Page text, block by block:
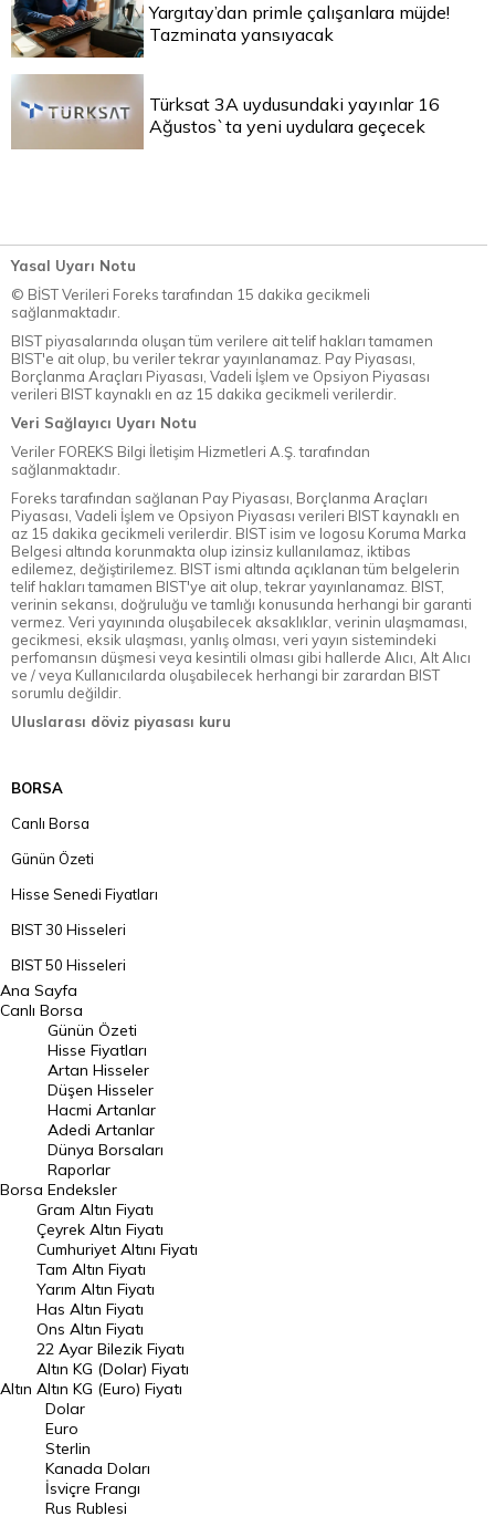
Yargıtay’dan primle çalışanlara müjde!
Tazminata yansıyacak
Türksat 3A uydusundaki yayınlar 16
Ağustos`ta yeni uydulara geçecek
Yasal Uyarı Notu
© BİST Verileri Foreks tarafından 15 dakika gecikmeli
sağlanmaktadır.
BIST piyasalarında oluşan tüm verilere ait telif hakları tamamen
BIST'e ait olup, bu veriler tekrar yayınlanamaz. Pay Piyasası,
Borçlanma Araçları Piyasası, Vadeli İşlem ve Opsiyon Piyasası
verileri BIST kaynaklı en az 15 dakika gecikmeli verilerdir.
Veri Sağlayıcı Uyarı Notu
Veriler FOREKS Bilgi İletişim Hizmetleri A.Ş. tarafından
sağlanmaktadır.
Foreks tarafından sağlanan Pay Piyasası, Borçlanma Araçları
Piyasası, Vadeli İşlem ve Opsiyon Piyasası verileri BIST kaynaklı en
az 15 dakika gecikmeli verilerdir. BIST isim ve logosu Koruma Marka
Belgesi altında korunmakta olup izinsiz kullanılamaz, iktibas
edilemez, değiştirilemez. BIST ismi altında açıklanan tüm belgelerin
telif hakları tamamen BIST'ye ait olup, tekrar yayınlanamaz. BIST,
verinin sekansı, doğruluğu ve tamlığı konusunda herhangi bir garanti
vermez. Veri yayınında oluşabilecek aksaklıklar, verinin ulaşmaması,
gecikmesi, eksik ulaşması, yanlış olması, veri yayın sistemindeki
perfomansın düşmesi veya kesintili olması gibi hallerde Alıcı, Alt Alıcı
ve / veya Kullanıcılarda oluşabilecek herhangi bir zarardan BIST
sorumlu değildir.
Uluslarası döviz piyasası kuru
BORSA
Canlı Borsa
Günün Özeti
Hisse Senedi Fiyatları
BIST 30 Hisseleri
BIST 50 Hisseleri
BIST 100 Hisseleri
En Çok Artan Hisseler
En Çok Düşen Hisseler
Hacmi Artanlar
Geçmiş Kapanışlar
Dünya Borsaları
Raporlar
Endeksler
DÖVİZ
Döviz Kuru
Dolar Kuru
Euro Kuru
Pound Kuru
Frank Kuru
Riyal Kuru
Ana Sayfa
Canlı Borsa
Borsa
Günün Özeti
Hisse Fiyatları
Artan Hisseler
Düşen Hisseler
Hacmi Artanlar
Adedi Artanlar
Dünya Borsaları
Raporlar
Endeksler
Altın
Gram Altın Fiyatı
Çeyrek Altın Fiyatı
Cumhuriyet Altını Fiyatı
Tam Altın Fiyatı
Yarım Altın Fiyatı
Has Altın Fiyatı
Ons Altın Fiyatı
22 Ayar Bilezik Fiyatı
Altın KG (Dolar) Fiyatı
Altın KG (Euro) Fiyatı
Dolar
Euro
Sterlin
Kanada Doları
İsviçre Frangı
Rus Rublesi